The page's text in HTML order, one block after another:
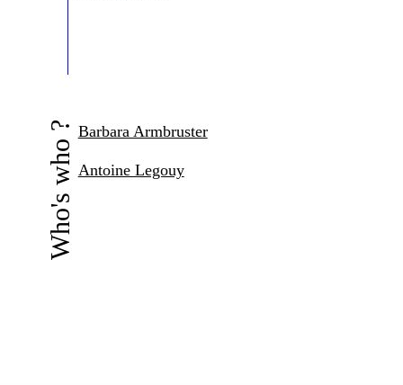
Who's who ? Barbara Armbruster
Antoine Legouy